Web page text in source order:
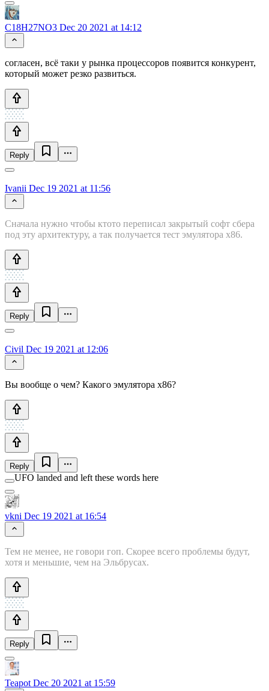
C18H27NO3 Dec 20 2021 at 14:12
согласен, всё таки у рынка процессоров появится конкурент,
который может резко развиться.
Reply
Ivanii Dec 19 2021 at 11:56
Сначала нужно чтобы ктото переписал закрытый софт сбера
под эту архитектуру, а так получается тест эмулятора х86.
Reply
Civil Dec 19 2021 at 12:06
Вы вообще о чем? Какого эмулятора x86?
Reply
UFO landed and left these words here
vkni Dec 19 2021 at 16:54
Тем не менее, не говори гоп. Скорее всего проблемы будут,
хотя и меньшие, чем на Эльбрусах.
Reply
Teapot Dec 20 2021 at 15:59